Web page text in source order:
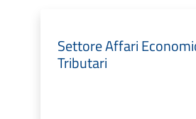
Settore Affari
Tributari